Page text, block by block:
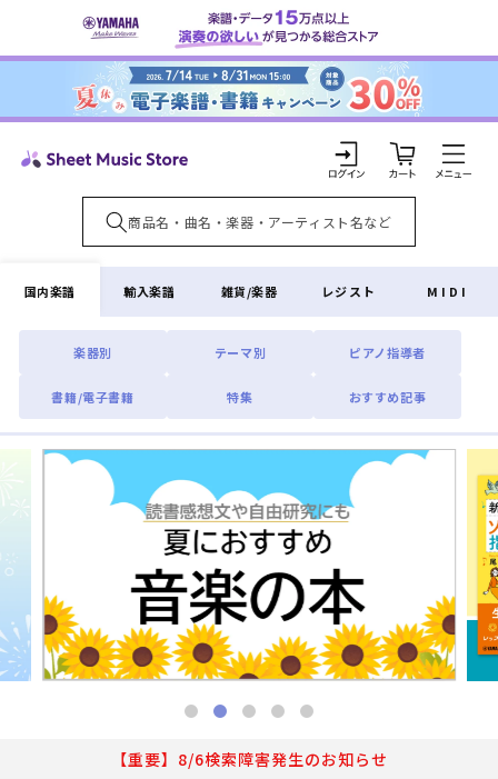
ンツに
ロ
グ
イ
ン
カ
ー
ト
国内楽譜
楽器別 テーマ別 ピアノ指導者
書籍/電子書籍 特集 おすすめ記事
輸入楽譜 雑貨/楽器 レジスト MIDI
【重要】8/6検索障害発生のお知らせ